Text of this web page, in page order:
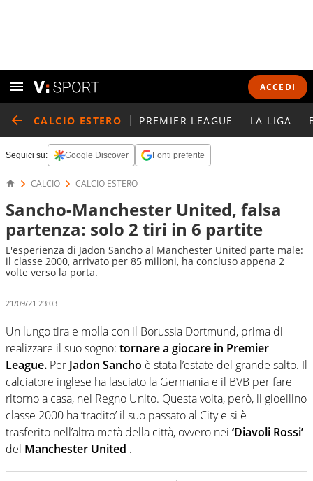
ACCEDI
CALCIO ESTERO PREMIER LEAGUE LA LIGA
Seguici su: Google Discover Fonti preferite
CALCIO CALCIO ESTERO
Sancho-Manchester United, falsa
partenza: solo 2 tiri in 6 partite
L'esperienza di Jadon Sancho al Manchester United parte male:
il classe 2000, arrivato per 85 milioni, ha concluso appena 2
volte verso la porta.
21/09/21 23:03
Un lungo tira e molla con il Borussia Dortmund, prima di
realizzare il suo sogno: tornare a giocare in Premier
League. Per Jadon Sancho è stata l’estate del grande salto. Il
calciatore inglese ha lasciato la Germania e il BVB per fare
ritorno a casa, nel Regno Unito. Questa volta, però, il gioeilino
classe 2000 ha ‘tradito’ il suo passato al City e si è
trasferito nell’altra metà della città, ovvero nei ‘Diavoli Rossi’
del Manchester United .